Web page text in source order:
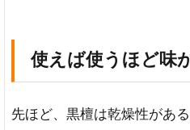
を
取
使えば使うほど味
先ほど、黒檀は乾燥性があ